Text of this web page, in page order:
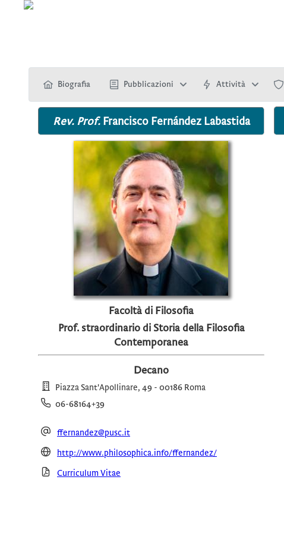
Biografia Pubblicazioni Attività
Rev. Prof. Francisco Fernández Labastida
Facoltà di Filosofia
Prof. straordinario di Storia della Filosofia
Contemporanea
Decano
Piazza Sant'Apollinare, 49 - 00186 Roma
06-68164+39
ffernandez@pusc.it
http://www.philosophica.info/ffernandez/
Curriculum Vitae